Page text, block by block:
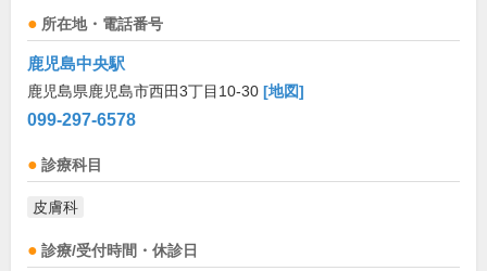
所在地・電話番号
鹿児島中央駅
鹿児島県鹿児島市西田3丁目10-30 [地図]
099-297-6578
診療科目
皮膚科
診療/受付時間・休診日